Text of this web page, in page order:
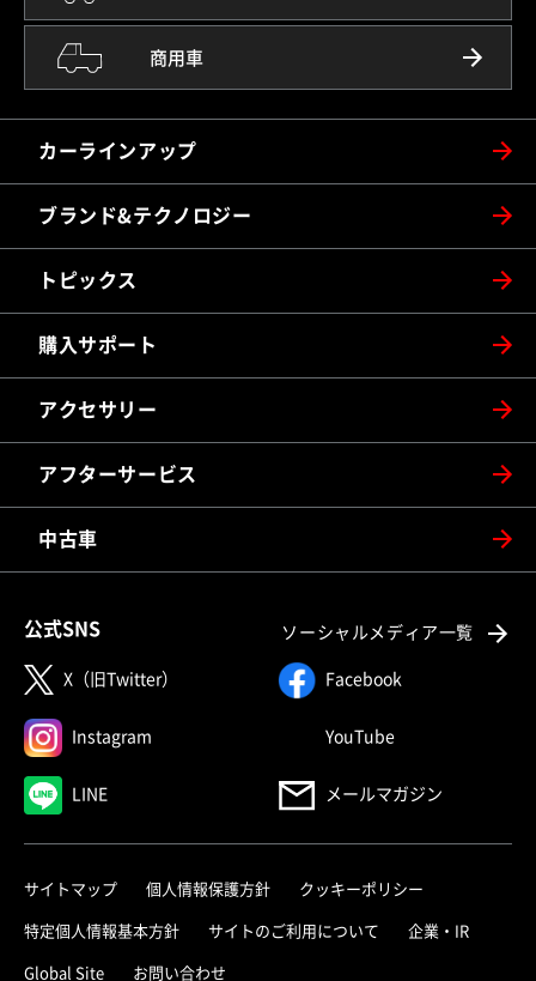
カーラインアップ
商用車
ブランド&テクノロジー
トピックス
購入サポート
アクセサリー
アフターサービス
中古車
公式SNS ソーシャルメディア一覧
X（旧Twitter） Facebook
Instagram YouTube
LINE メールマガジン
サイトマップ 個人情報保護方針 クッキーポリシー
特定個人情報基本方針 サイトのご利用について 企業・IR
Global Site お問い合わせ